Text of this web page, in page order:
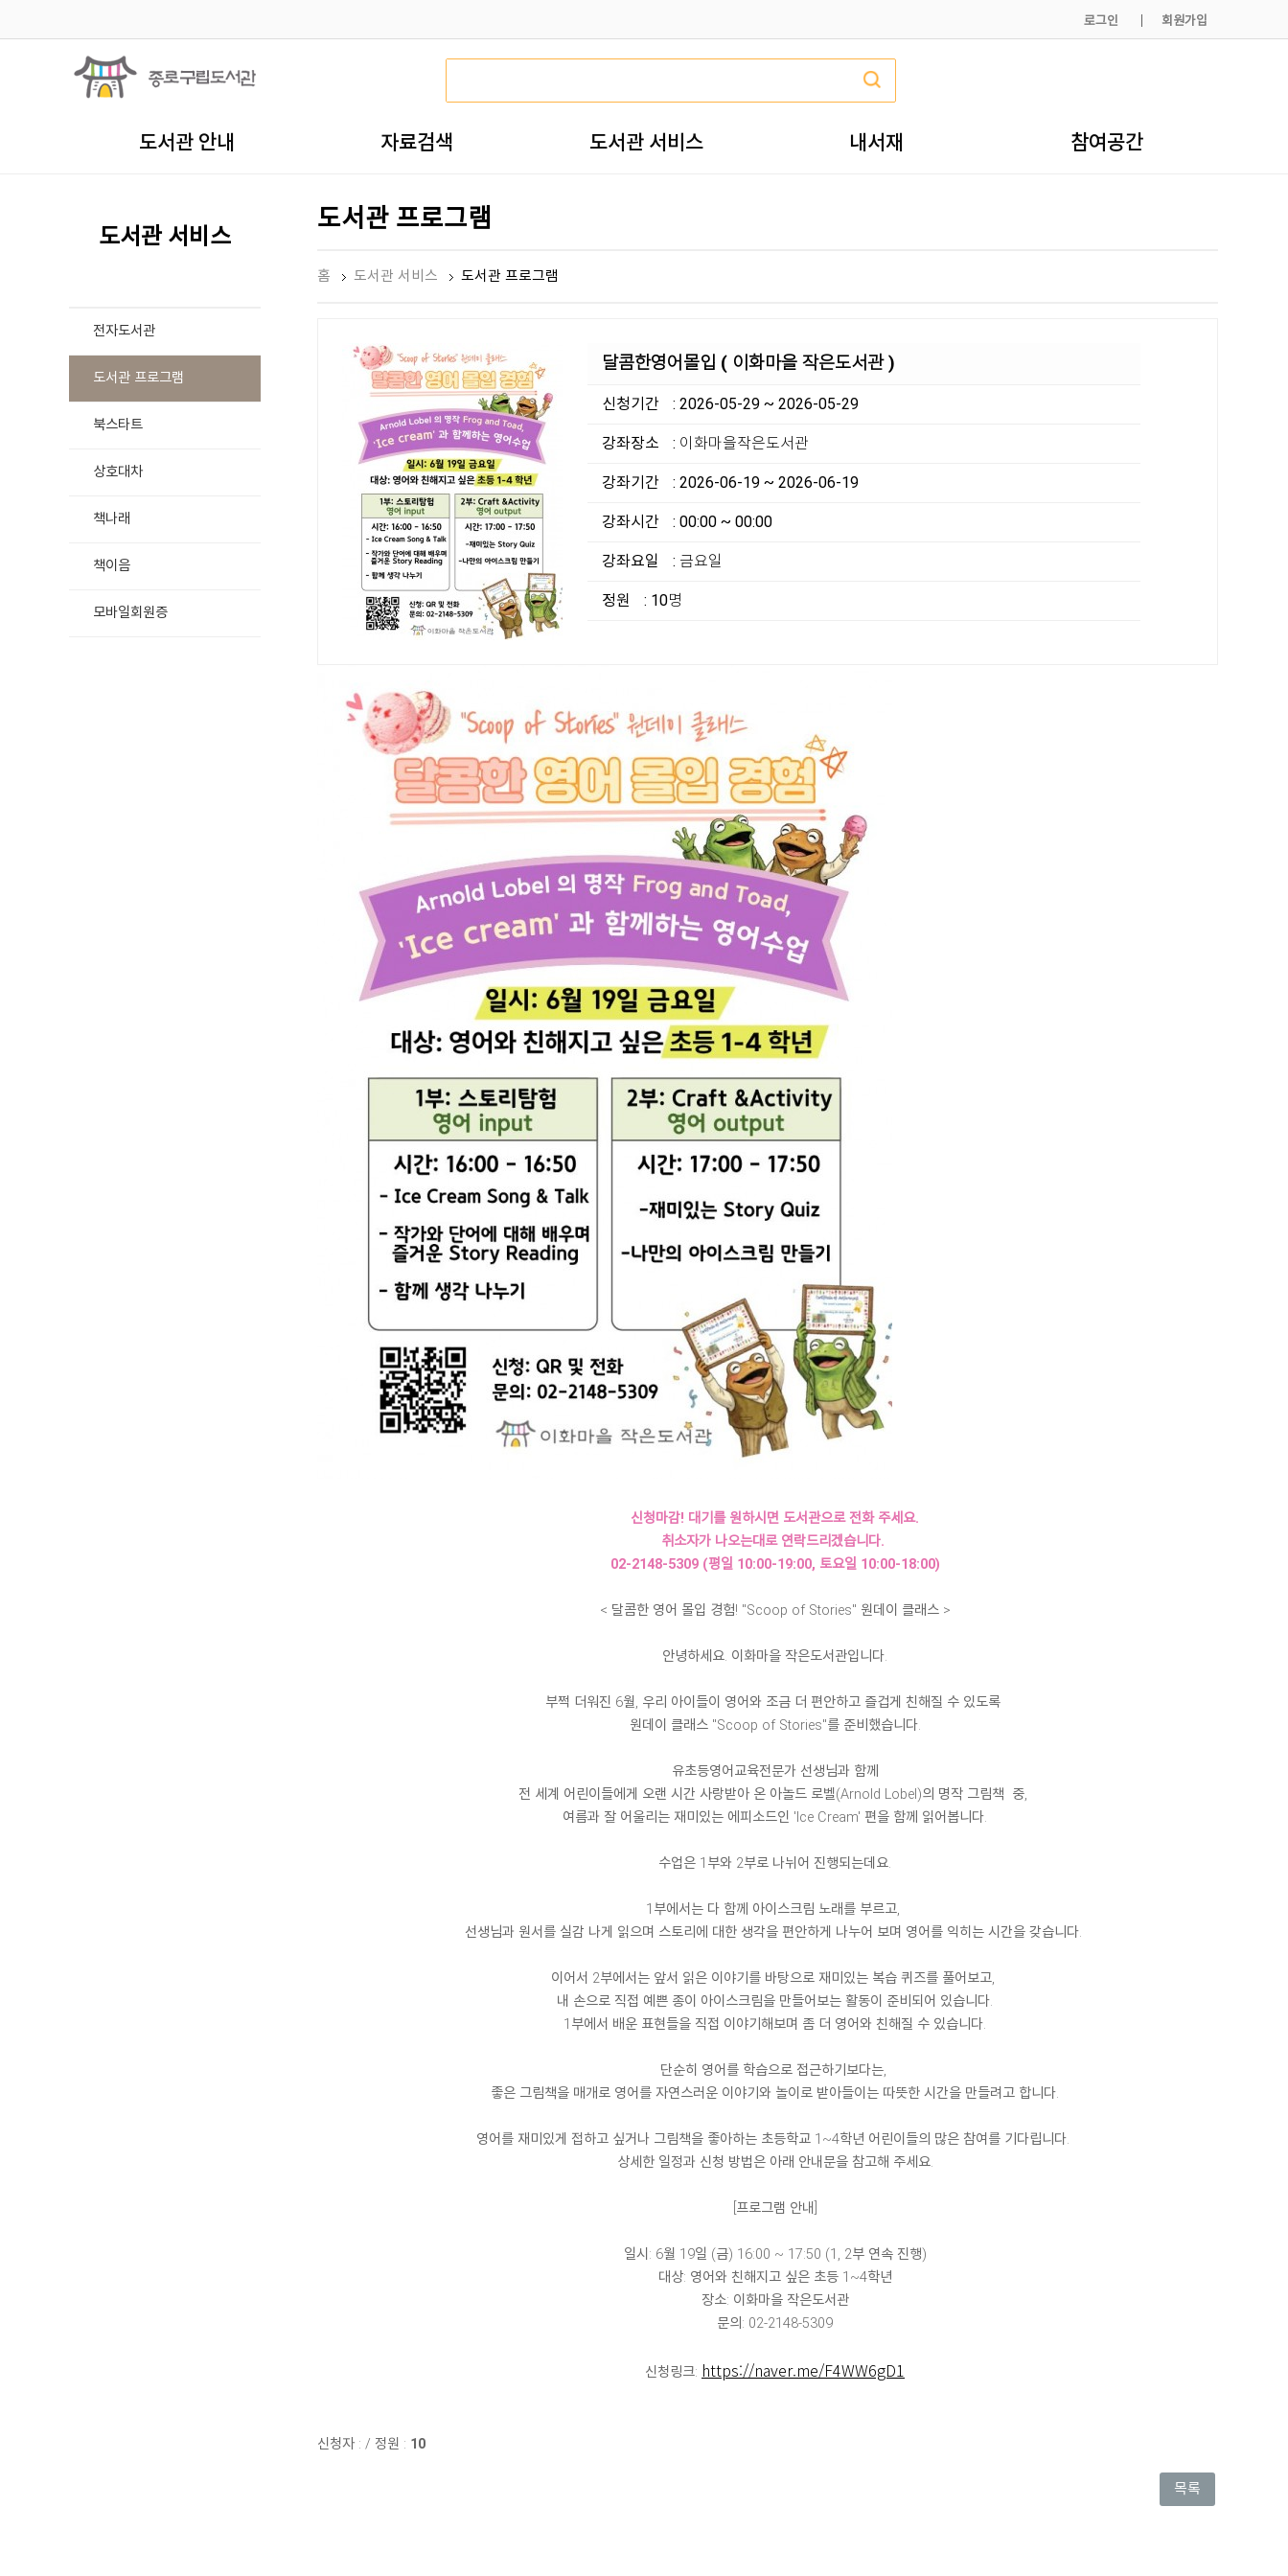
로그인 회원가입
도서관 안내 자료검색 도서관 서비스 내서재 참여공간
도서관 서비스
전자도서관
도서관 프로그램
북스타트
상호대차
책나래
책이음
모바일회원증
도서관 프로그램
홈 도서관 서비스 도서관 프로그램
달콤한영어몰입 ( 이화마을 작은도서관 )
신청기간 : 2026-05-29 ~ 2026-05-29
강좌장소 : 이화마을작은도서관
강좌기간 : 2026-06-19 ~ 2026-06-19
강좌시간 : 00:00 ~ 00:00
강좌요일 : 금요일
정원 : 10명
신청마감! 대기를 원하시면 도서관으로 전화 주세요.
취소자가 나오는대로 연락드리겠습니다.
02-2148-5309 (평일 10:00-19:00, 토요일 10:00-18:00)
< 달콤한 영어 몰입 경험! "Scoop of Stories" 원데이 클래스 >
안녕하세요. 이화마을 작은도서관입니다.
부쩍 더워진 6월, 우리 아이들이 영어와 조금 더 편안하고 즐겁게 친해질 수 있도록
원데이 클래스 "Scoop of Stories"를 준비했습니다.
유초등영어교육전문가 선생님과 함께
전 세계 어린이들에게 오랜 시간 사랑받아 온 아놀드 로벨(Arnold Lobel)의 명작 그림책 중,
여름과 잘 어울리는 재미있는 에피소드인 'Ice Cream' 편을 함께 읽어봅니다.
수업은 1부와 2부로 나뉘어 진행되는데요.
1부에서는 다 함께 아이스크림 노래를 부르고,
선생님과 원서를 실감 나게 읽으며 스토리에 대한 생각을 편안하게 나누어 보며 영어를 익히는 시간을 갖습니다.
이어서 2부에서는 앞서 읽은 이야기를 바탕으로 재미있는 복습 퀴즈를 풀어보고,
내 손으로 직접 예쁜 종이 아이스크림을 만들어보는 활동이 준비되어 있습니다.
1부에서 배운 표현들을 직접 이야기해보며 좀 더 영어와 친해질 수 있습니다.
단순히 영어를 학습으로 접근하기보다는,
좋은 그림책을 매개로 영어를 자연스러운 이야기와 놀이로 받아들이는 따뜻한 시간을 만들려고 합니다.
영어를 재미있게 접하고 싶거나 그림책을 좋아하는 초등학교 1~4학년 어린이들의 많은 참여를 기다립니다.
상세한 일정과 신청 방법은 아래 안내문을 참고해 주세요.
[프로그램 안내]
일시: 6월 19일 (금) 16:00 ~ 17:50 (1, 2부 연속 진행)
대상: 영어와 친해지고 싶은 초등 1~4학년
장소: 이화마을 작은도서관
문의: 02-2148-5309
신청링크: https://naver.me/F4WW6gD1
신청자 : / 정원 : 10
목록